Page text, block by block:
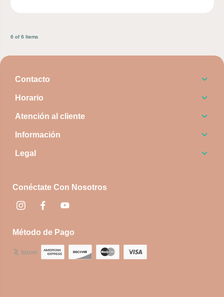
6 of 6 Items
Contacto
Horario
Atención al cliente
Información
Legal
Conéctate Con Nosotros
InstagramFacebookfooter.socialNetworks.youtube
Método de Pago